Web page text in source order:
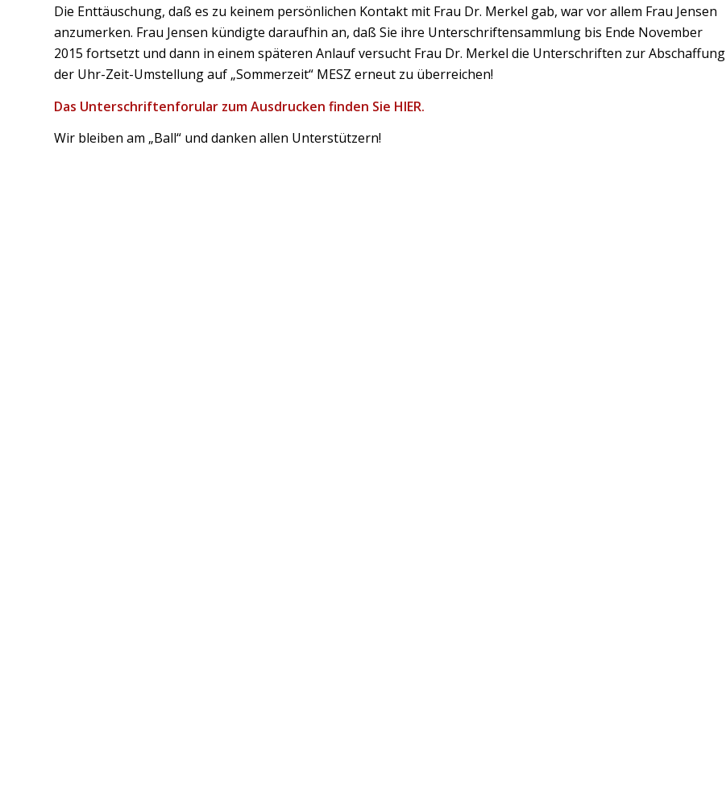
Die Enttäuschung, daß es zu keinem persönlichen Kontakt mit Frau Dr. Merkel gab, war vor allem Frau Jensen
anzumerken. Frau Jensen kündigte daraufhin an, daß Sie ihre Unterschriftensammlung bis Ende November
2015 fortsetzt und dann in einem späteren Anlauf versucht Frau Dr. Merkel die Unterschriften zur Abschaffung
der Uhr-Zeit-Umstellung auf „Sommerzeit“ MESZ erneut zu überreichen!
Das Unterschriftenforular zum Ausdrucken finden Sie HIER.
Wir bleiben am „Ball“ und danken allen Unterstützern!